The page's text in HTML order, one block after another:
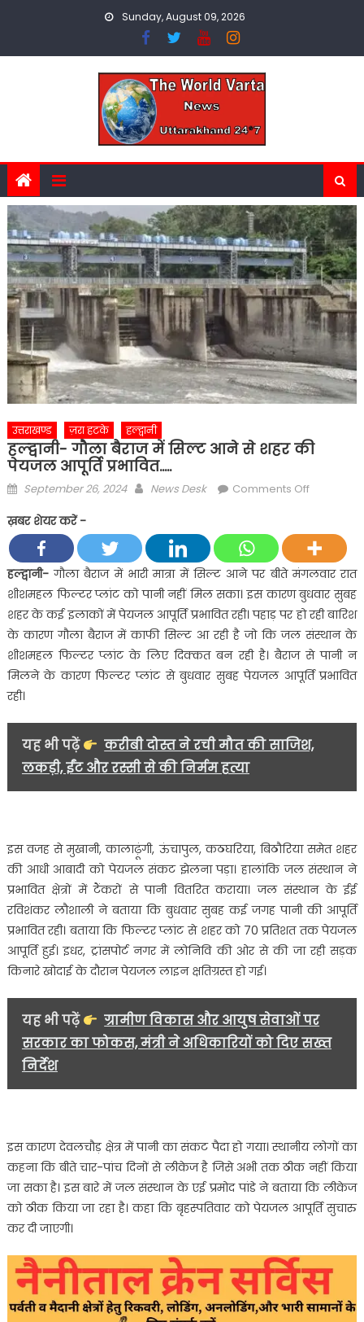
Sunday, August 09, 2026
उत्तराखण्ड ज़रा हटके हल्द्वानी
हल्द्वानी- गौला बैराज में सिल्ट आने से शहर की
पेयजल आपूर्ति प्रभावित…..
Posted
September 26, 2024 Author
News Desk Comments Offon
बैराज
में
सिल्ट
आने
से
शहर
की
पेयजल
ख़बर शेयर करें -
हल्द्वानी-गौला बैराज में भारी मात्रा में सिल्ट आने पर बीते मंगलवार रात
शीशमहल फिल्टर प्लांट को पानी नहीं मिल सका। इस कारण बुधवार सुबह
शहर के कई इलाकों में पेयजल आपूर्ति प्रभावित रही। पहाड़ पर हो रही बारिश
के कारण गौला बैराज में काफी सिल्ट आ रही है जो कि जल संस्थान के
शीशमहल फिल्टर प्लांट के लिए दिक्कत बन रही है। बैराज से पानी न
मिलने के कारण फिल्टर प्लांट से बुधवार सुबह पेयजल आपूर्ति प्रभावित
रही।
यह भी पढ़ें
करीबी दोस्त ने रची मौत की साजिश,
लकड़ी, ईंट और रस्सी से की निर्मम हत्या
इस वजह से मुखानी, कालाढ़ूंगी, ऊंचापुल, कठघरिया, बिठौरिया समेत शहर
की आधी आबादी को पेयजल संकट झेलना पड़ा। हालांकि जल संस्थान ने
प्रभावित क्षेत्रों में टैंकरों से पानी वितरित कराया। जल संस्थान के ईई
रविशंकर लौशाली ने बताया कि बुधवार सुबह कई जगह पानी की आपूर्ति
प्रभावित रही। बताया कि फिल्टर प्लांट से शहर को 70 प्रतिशत तक पेयजल
आपूर्ति हुई। इधर, ट्रांसपोर्ट नगर में लोनिवि की ओर से की जा रही सड़क
किनारे खोदाई के दौरान पेयजल लाइन क्षतिग्रस्त हो गई।
यह भी पढ़ें
ग्रामीण विकास और आयुष सेवाओं पर
सरकार का फोकस, मंत्री ने अधिकारियों को दिए सख्त
निर्देश
इस कारण देवलचौड़ क्षेत्र में पानी का संकट पैदा हो गया। स्थानीय लोगों का
कहना कि बीते चार-पांच दिनों से लीकेज है जिसे अभी तक ठीक नहीं किया
जा सका है। इस बारे में जल संस्थान के एई प्रमोद पांडे ने बताया कि लीकेज
को ठीक किया जा रहा है। कहा कि बृहस्पतिवार को पेयजल आपूर्ति सुचारु
कर दी जाएगी।